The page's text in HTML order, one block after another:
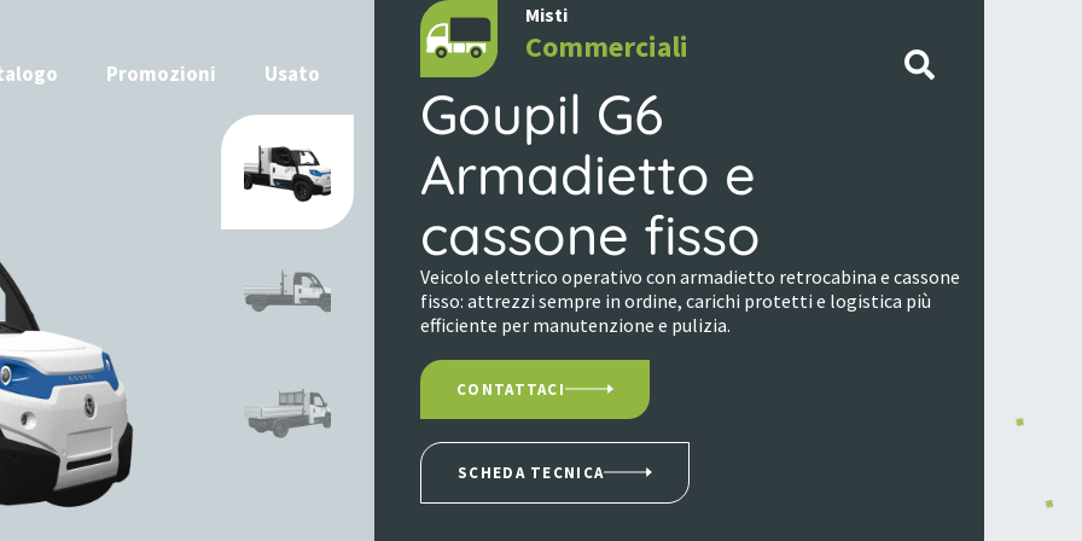
Promozioni Usato
Misti
Commerciali
Goupil G6
Armadietto e
cassone fisso
Veicolo elettrico operativo con armadietto retrocabina e cassone
fisso: attrezzi sempre in ordine, carichi protetti e logistica più
efficiente per manutenzione e pulizia.
CONTATTACI
SCHEDA TECNICA